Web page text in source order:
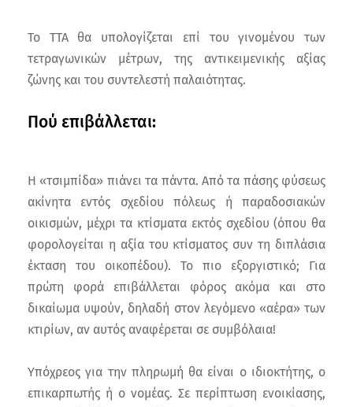
Το TTA θα υπολογίζεται επί του γινομένου των
τετραγωνικών μέτρων, της αντικειμενικής αξίας
ζώνης και του συντελεστή παλαιότητας.
Πού επιβάλλεται:
Η «τσιμπίδα» πιάνει τα πάντα. Από τα πάσης φύσεως
ακίνητα εντός σχεδίου πόλεως ή παραδοσιακών
οικισμών, μέχρι τα κτίσματα εκτός σχεδίου (όπου θα
φορολογείται η αξία του κτίσματος συν τη διπλάσια
έκταση του οικοπέδου). Το πιο εξοργιστικό; Για
πρώτη φορά επιβάλλεται φόρος ακόμα και στο
δικαίωμα υψούν, δηλαδή στον λεγόμενο «αέρα» των
κτιρίων, αν αυτός αναφέρεται σε συμβόλαια!
Υπόχρεος για την πληρωμή θα είναι ο ιδιοκτήτης, ο
επικαρπωτής ή ο νομέας. Σε περίπτωση ενοικίασης,